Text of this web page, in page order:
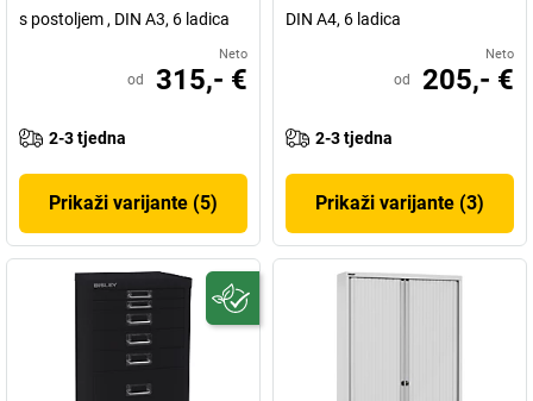
s postoljem , DIN A3, 6 ladica
Neto
od 315,- €
2-3 tjedna
Prikaži varijante (5)
DIN A4, 6 ladica
Neto
od 205,- €
2-3 tjedna
Prikaži varijante (3)